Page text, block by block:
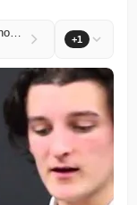
Hear the Earliest Known Piece of Polyphonic Music: This Composition, Dating Back to 900 AD, Changed Western Music +1